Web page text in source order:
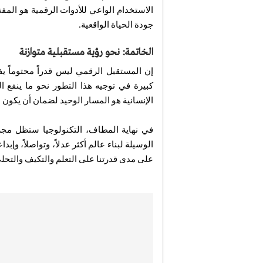
الاستخدام الواعي للأدوات الرقمية هو
جودة الحياة الواقعية.
الخاتمة: نحو رؤية مستقبلية متوازنة
إن المستقبل الرقمي ليس قدراً محتوماً
كبيرة في توجيه هذا التطور نحو ما ينفع
الإنسانية هو المسار الوحيد لضمان أن
في نهاية المطاف، التكنولوجيا ستظل
الوسيلة لبناء عالم أكثر عدلاً، وتواصلاً،
على مدى قدرتنا على التعلم والتكيف